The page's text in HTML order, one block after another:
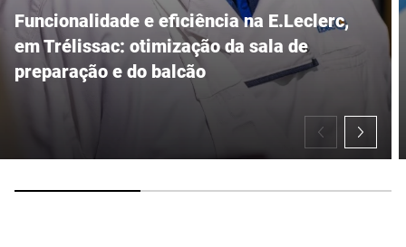
Funcionalidade e eficiência na E.Leclerc,
em Trélissac: otimização da sala de
preparação e do balcão